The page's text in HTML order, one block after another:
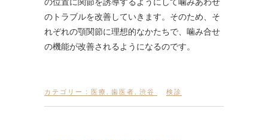
のトラブルを改善していきます。そのため、そ
れぞれの顎関節に理想的なかたちで、噛み合せ
の機能が改善されるようになるのです。
カテゴリー : 医療 歯医者 渋谷 検診